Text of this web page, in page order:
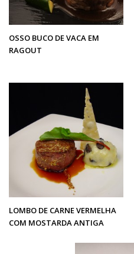
OSSO BUCO DE VACA EM
RAGOUT
LOMBO DE CARNE VERMELHA
COM MOSTARDA ANTIGA